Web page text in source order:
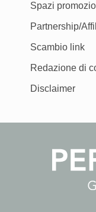
Spazi
Partnership/
Scambio link
Redazione di
Disclaimer